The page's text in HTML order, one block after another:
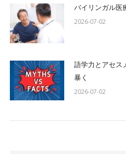
バイリンガル医
2026-07-02
語学力とアセス
暴く
2026-07-02